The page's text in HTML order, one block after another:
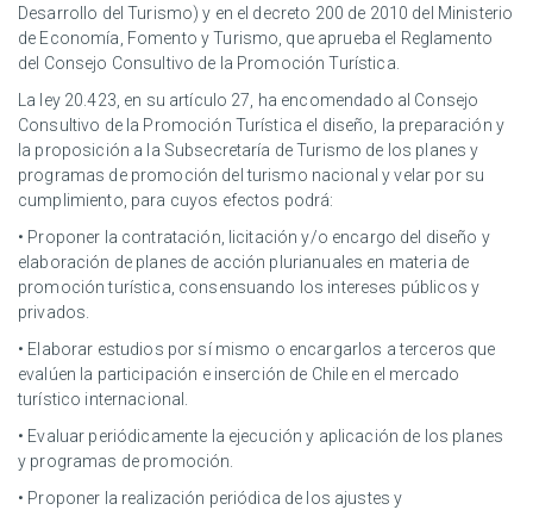
Desarrollo del Turismo) y en el decreto 200 de 2010 del Ministerio
de Economía, Fomento y Turismo, que aprueba el Reglamento
del Consejo Consultivo de la Promoción Turística.
La ley 20.423, en su artículo 27, ha encomendado al Consejo
Consultivo de la Promoción Turística el diseño, la preparación y
la proposición a la Subsecretaría de Turismo de los planes y
programas de promoción del turismo nacional y velar por su
cumplimiento, para cuyos efectos podrá:
• Proponer la contratación, licitación y/o encargo del diseño y
elaboración de planes de acción plurianuales en materia de
promoción turística, consensuando los intereses públicos y
privados.
• Elaborar estudios por sí mismo o encargarlos a terceros que
evalúen la participación e inserción de Chile en el mercado
turístico internacional.
• Evaluar periódicamente la ejecución y aplicación de los planes
y programas de promoción.
• Proponer la realización periódica de los ajustes y